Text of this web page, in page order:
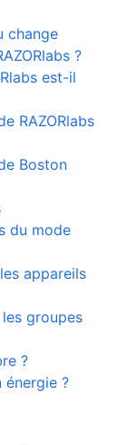
change
?
est-il
RAZORlabs
Boston
du mode
appareils
groupes
?
énergie ?